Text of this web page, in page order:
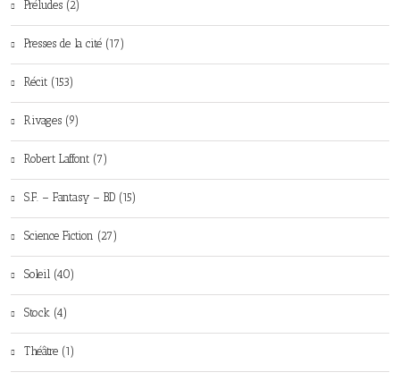
Préludes (2)
Presses de la cité (17)
Récit (153)
Rivages (9)
Robert Laffont (7)
S.F. – Fantasy – BD (15)
Science Fiction (27)
Soleil (40)
Stock (4)
Théâtre (1)